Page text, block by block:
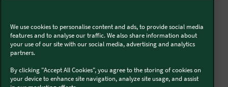
Thermomix®
We use cookies to personalise content and ads, to provide social media
features and to analyse our traffic. We also share information about
your use of our site with our social media, advertising and analytics
partners.
By clicking "Accept All Cookies", you agree to the storing of cookies on
your device to enhance site navigation, analyze site usage, and assist